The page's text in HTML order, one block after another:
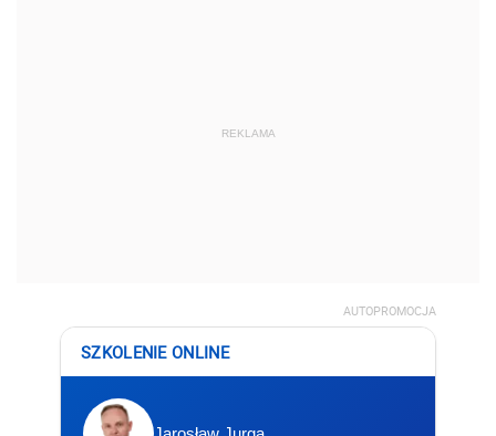
REKLAMA
AUTOPROMOCJA
SZKOLENIE ONLINE